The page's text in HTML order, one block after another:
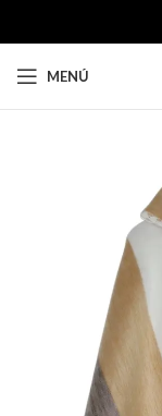
MENÚ